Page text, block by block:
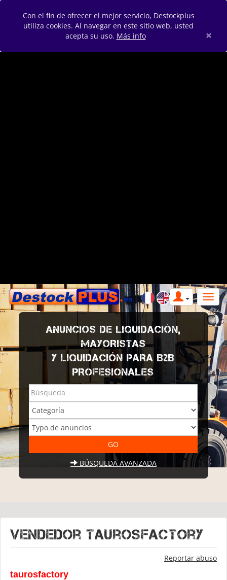
Con el fin de ofrecer el mejor servicio, Destockplus
utiliza cookies. Al navegar en este sitio web, usted
acepta su uso. Más info ×
ANUNCIOS DE LIQUIDACIÓN,
MAYORISTAS
Y LIQUIDACIÓN PARA B2B
PROFESIONALES
BÚSQUEDA AVANZADA
Vendedor taurosfactory
Reportar abuso
taurosfactory